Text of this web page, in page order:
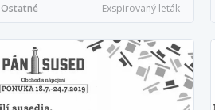
Ostatné Exspirovaný leták